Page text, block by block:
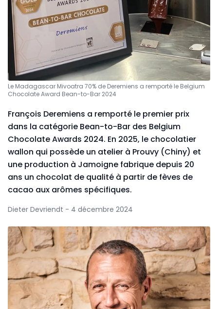
Le Madagascar Mivoatra 70% de Deremiens a remporté le Belgium
Chocolate Award Bean-to-Bar 2024
François Deremiens a remporté le premier prix
dans la catégorie Bean-to-Bar des Belgium
Chocolate Awards 2024. En 2025, le chocolatier
wallon qui possède un atelier à Prouvy (Chiny) et
une production à Jamoigne fabrique depuis 20
ans un chocolat de qualité à partir de fèves de
cacao aux arômes spécifiques.
Dieter Devriendt - 4 décembre 2024